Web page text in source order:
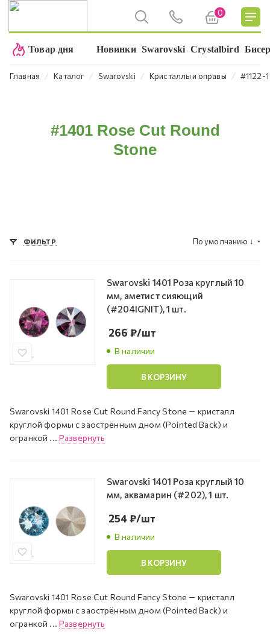
0
Товар дня Новинки Swarovski Crystalbird
Главная ⁄ Каталог ⁄ Swarovski ⁄ Кристаллы и оправы ⁄ #1122-
#1401 Rose Cut Round
Stone
ФИЛЬТР По умолчанию ↓
Swarovski 1401 Роза круглый 10
мм, аметист сияющий
(#204IGNIT), 1 шт.
В наличии
266 ₽/шт
В КОРЗИНУ
Swarovski 1401 Rose Cut Round Fancy Stone — кристалл
круглой формы с заострённым дном (Pointed Back) и
огранкой ... Развернуть
Swarovski 1401 Роза круглый 10
мм, аквамарин (#202), 1 шт.
В наличии
254₽/шт
В КОРЗИНУ
Swarovski 1401 Rose Cut Round Fancy Stone — кристалл
круглой формы с заострённым дном (Pointed Back) и
огранкой ... Развернуть